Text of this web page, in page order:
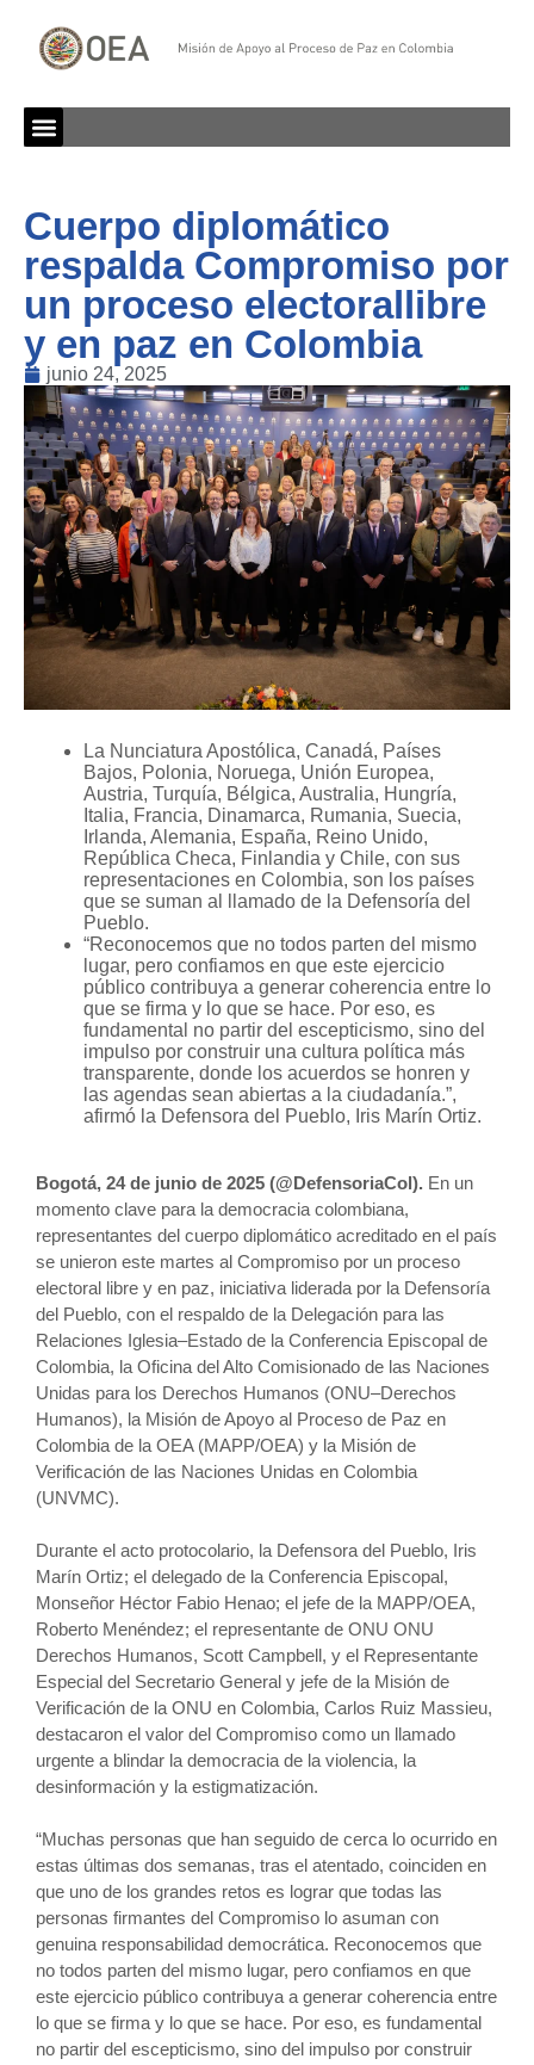
Cuerpo diplomático
respalda Compromiso por
un proceso electorallibre
y en paz en Colombia
junio 24, 2025
La Nunciatura Apostólica, Canadá, Países
Bajos, Polonia, Noruega, Unión Europea,
Austria, Turquía, Bélgica, Australia, Hungría,
Italia, Francia, Dinamarca, Rumania, Suecia,
Irlanda, Alemania, España, Reino Unido,
República Checa, Finlandia y Chile, con sus
representaciones en Colombia, son los países
que se suman al llamado de la Defensoría del
Pueblo.
“Reconocemos que no todos parten del mismo
lugar, pero confiamos en que este ejercicio
público contribuya a generar coherencia entre lo
que se firma y lo que se hace. Por eso, es
fundamental no partir del escepticismo, sino del
impulso por construir una cultura política más
transparente, donde los acuerdos se honren y
las agendas sean abiertas a la ciudadanía.”,
afirmó la Defensora del Pueblo, Iris Marín Ortiz.
Bogotá, 24 de junio de 2025 (@DefensoriaCol). En un
momento clave para la democracia colombiana,
representantes del cuerpo diplomático acreditado en el país
se unieron este martes al Compromiso por un proceso
electoral libre y en paz, iniciativa liderada por la Defensoría
del Pueblo, con el respaldo de la Delegación para las
Relaciones Iglesia–Estado de la Conferencia Episcopal de
Colombia, la Oficina del Alto Comisionado de las Naciones
Unidas para los Derechos Humanos (ONU–Derechos
Humanos), la Misión de Apoyo al Proceso de Paz en
Colombia de la OEA (MAPP/OEA) y la Misión de
Verificación de las Naciones Unidas en Colombia
(UNVMC).
Durante el acto protocolario, la Defensora del Pueblo, Iris
Marín Ortiz; el delegado de la Conferencia Episcopal,
Monseñor Héctor Fabio Henao; el jefe de la MAPP/OEA,
Roberto Menéndez; el representante de ONU ONU
Derechos Humanos, Scott Campbell, y el Representante
Especial del Secretario General y jefe de la Misión de
Verificación de la ONU en Colombia, Carlos Ruiz Massieu,
destacaron el valor del Compromiso como un llamado
urgente a blindar la democracia de la violencia, la
desinformación y la estigmatización.
“Muchas personas que han seguido de cerca lo ocurrido en
estas últimas dos semanas, tras el atentado, coinciden en
que uno de los grandes retos es lograr que todas las
personas firmantes del Compromiso lo asuman con
genuina responsabilidad democrática. Reconocemos que
no todos parten del mismo lugar, pero confiamos en que
este ejercicio público contribuya a generar coherencia entre
lo que se firma y lo que se hace. Por eso, es fundamental
no partir del escepticismo, sino del impulso por construir